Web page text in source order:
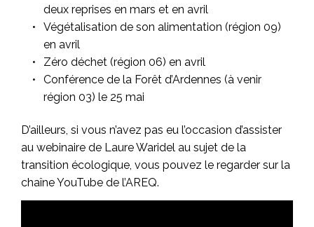
deux reprises en mars et en avril
Végétalisation de son alimentation (région 09)
en avril
Zéro déchet (région 06) en avril
Conférence de la Forêt d’Ardennes (à venir
région 03) le 25 mai
D’ailleurs, si vous n’avez pas eu l’occasion d’assister
au webinaire de Laure Waridel au sujet de la
transition écologique, vous pouvez le regarder sur la
chaîne YouTube de l’AREQ.